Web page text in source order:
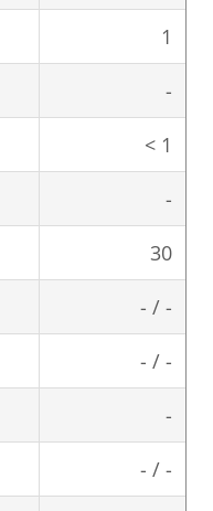
1
-
< 1
-
30
- / -
- / -
-
- / -